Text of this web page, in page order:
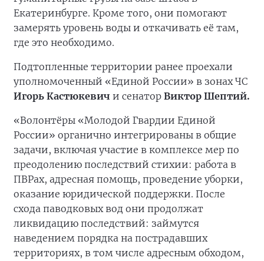
Екатеринбурге. Кроме того, они помогают
замерять уровень воды и откачивать её там,
где это необходимо.
Подтопленные территории ранее проехали
уполномоченный «Единой России» в зонах ЧС
Игорь Кастюкевич и сенатор Виктор Шептий.
«Волонтёры «Молодой Гвардии Единой
России» органично интегрированы в общие
задачи, включая участие в комплексе мер по
преодолению последствий стихии: работа в
ПВРах, адресная помощь, проведение уборки,
оказание юридической поддержки. После
схода паводковых вод они продолжат
ликвидацию последствий: займутся
наведением порядка на пострадавших
территориях, в том числе адресным обходом,